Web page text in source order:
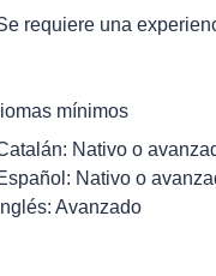
requiere una
mínimos
Nativo o
Nativo o
Avanzado